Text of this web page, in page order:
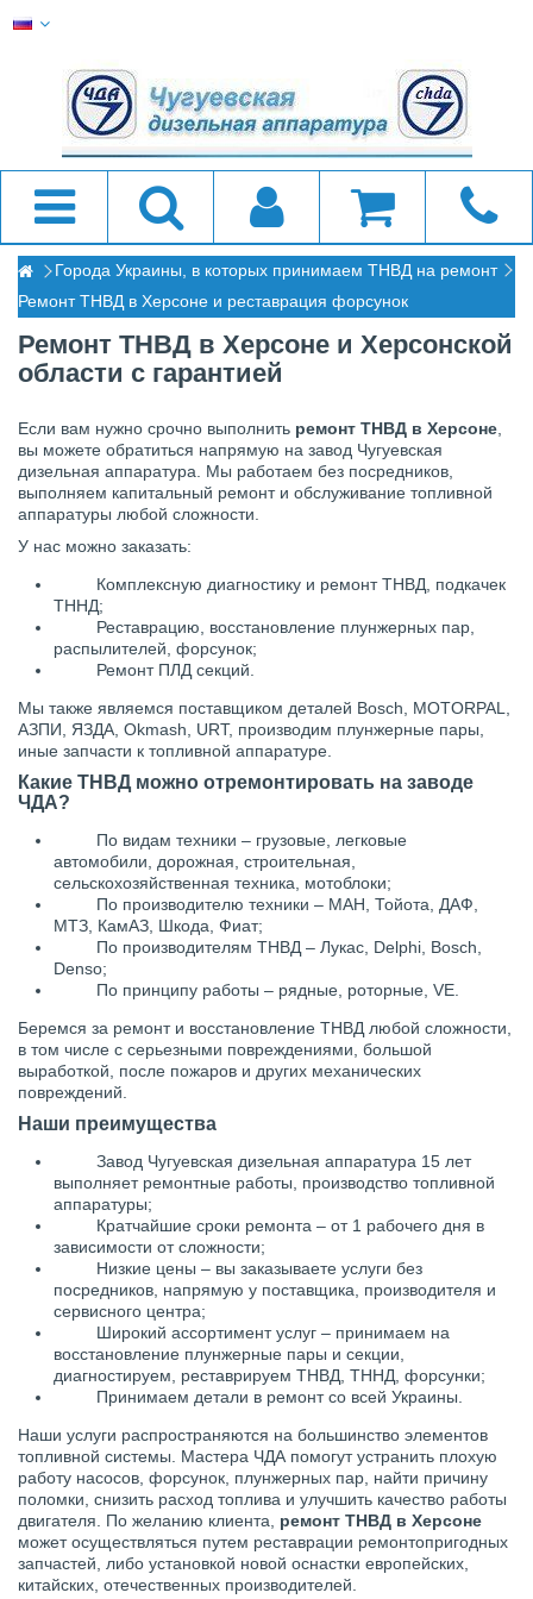
Города Украины, в которых принимаем ТНВД на ремонт
Ремонт ТНВД в Херсоне и реставрация форсунок
Ремонт ТНВД в Херсоне и Херсонской
области с гарантией
Если вам нужно срочно выполнить ремонт ТНВД в Херсоне
вы можете обратиться напрямую на завод Чугуевская
дизельная аппаратура. Мы работаем без посредников,
выполняем капитальный ремонт и обслуживание топливной
аппаратуры любой сложности.
У нас можно заказать:
Комплексную диагностику и ремонт ТНВД, подкачек
ТННД;
Реставрацию, восстановление плунжерных пар,
распылителей, форсунок;
Ремонт ПЛД секций.
Мы также являемся поставщиком деталей Bosch, MOTORPAL,
АЗПИ, ЯЗДА, Okmash, URT, производим плунжерные пары,
иные запчасти к топливной аппаратуре.
Какие ТНВД можно отремонтировать на заводе
ЧДА?
По видам техники – грузовые, легковые
автомобили, дорожная, строительная,
сельскохозяйственная техника, мотоблоки;
По производителю техники – МАН, Тойота, ДАФ,
МТЗ, КамАЗ, Шкода, Фиат;
По производителям ТНВД – Лукас, Delphi, Bosch,
Denso;
По принципу работы – рядные, роторные, VE
Беремся за ремонт и восстановление ТНВД любой сложности,
в том числе с серьезными повреждениями, большой
выработкой, после пожаров и других механических
повреждений.
Наши преимущества
Завод Чугуевская дизельная аппаратура 15 лет
выполняет ремонтные работы, производство топливной
аппаратуры;
Кратчайшие сроки ремонта – от 1 рабочего дня в
зависимости от сложности;
Низкие цены – вы заказываете услуги без
посредников, напрямую у поставщика, производителя и
сервисного центра;
Широкий ассортимент услуг – принимаем на
восстановление плунжерные пары и секции,
диагностируем, реставрируем ТНВД, ТННД, форсунки;
Принимаем детали в ремонт со всей Украины.
Наши услуги распространяются на большинство элементов
топливной системы. Мастера ЧДА помогут устранить плохую
работу насосов, форсунок, плунжерных пар, найти причину
поломки, снизить расход топлива и улучшить качество работы
двигателя. По желанию клиента, ремонт ТНВД в Херсоне
может осуществляться путем реставрации ремонтопригодных
запчастей, либо установкой новой оснастки европейских,
китайских, отечественных производителей.